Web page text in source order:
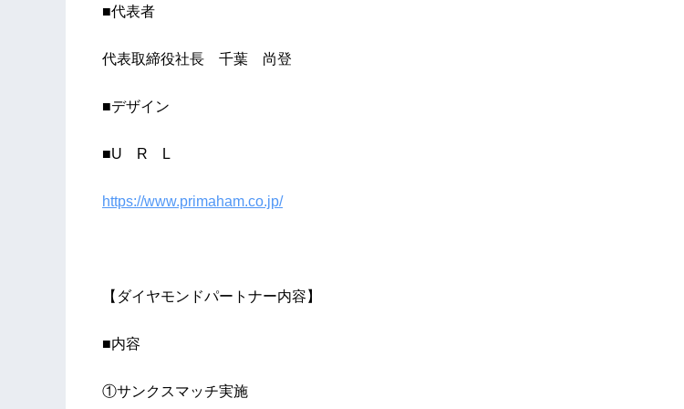
■代表者
代表取締役社長 千葉 尚登
■デザイン
■U R L
https://www.primaham.co.jp/
【ダイヤモンドパートナー内容】
■内容
①サンクスマッチ実施